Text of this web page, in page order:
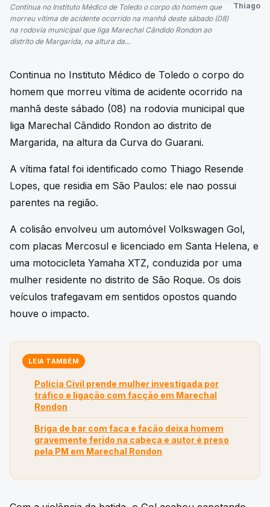
Continua no Instituto Médico de Toledo o corpo do homem que
morreu vítima de acidente ocorrido na manhã deste sábado (08)
na rodovia municipal que liga Marechal Cândido Rondon ao
distrito de Margarida, na altura da...
Thiago
Continua no Instituto Médico de Toledo o corpo do
homem que morreu vítima de acidente ocorrido na
manhã deste sábado (08) na rodovia municipal que
liga Marechal Cândido Rondon ao distrito de
Margarida, na altura da Curva do Guarani.
A vítima fatal foi identificado como Thiago Resende
Lopes, que residia em São Paulos: ele nao possui
parentes na região.
A colisão envolveu um automóvel Volkswagen Gol,
com placas Mercosul e licenciado em Santa Helena, e
uma motocicleta Yamaha XTZ, conduzida por uma
mulher residente no distrito de São Roque. Os dois
veículos trafegavam em sentidos opostos quando
houve o impacto.
LEIA TAMBÉM
Polícia Civil prende mulher investigada por
tráfico e ligação com facção em Marechal
Rondon
Briga de bar com faca e facão deixa homem
gravemente ferido na cabeça e autor é preso
pela PM em Marechal Rondon